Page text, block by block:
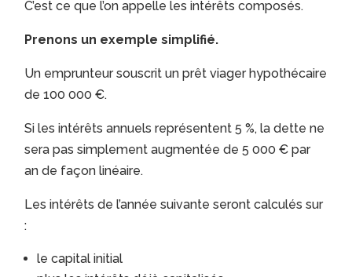
C’est ce que l’on appelle les intérêts composés.
Prenons un exemple simplifié.
Un emprunteur souscrit un prêt viager hypothécaire
de 100 000 €.
Si les intérêts annuels représentent 5 %, la dette ne
sera pas simplement augmentée de 5 000 € par
an de façon linéaire.
Les intérêts de l’année suivante seront calculés sur
:
le capital initial